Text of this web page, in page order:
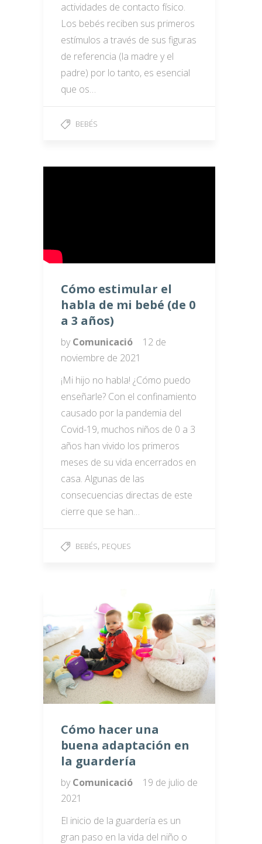
actividades de contacto físico.
Los bebés reciben sus primeros
estímulos a través de sus figuras
de referencia (la madre y el
padre) por lo tanto, es esencial
que os…
BEBÉS
Cómo estimular el
habla de mi bebé (de 0
a 3 años)
by Comunicació
12 de
noviembre de 2021
¡Mi hijo no habla! ¿Cómo puedo
enseñarle? Con el confinamiento
causado por la pandemia del
Covid-19, muchos niños de 0 a 3
años han vivido los primeros
meses de su vida encerrados en
casa. Algunas de las
consecuencias directas de este
cierre que se han…
BEBÉS, PEQUES
Cómo hacer una
buena adaptación en
la guardería
by Comunicació
19 de julio de
2021
El inicio de la guardería es un
gran paso en la vida del niño o